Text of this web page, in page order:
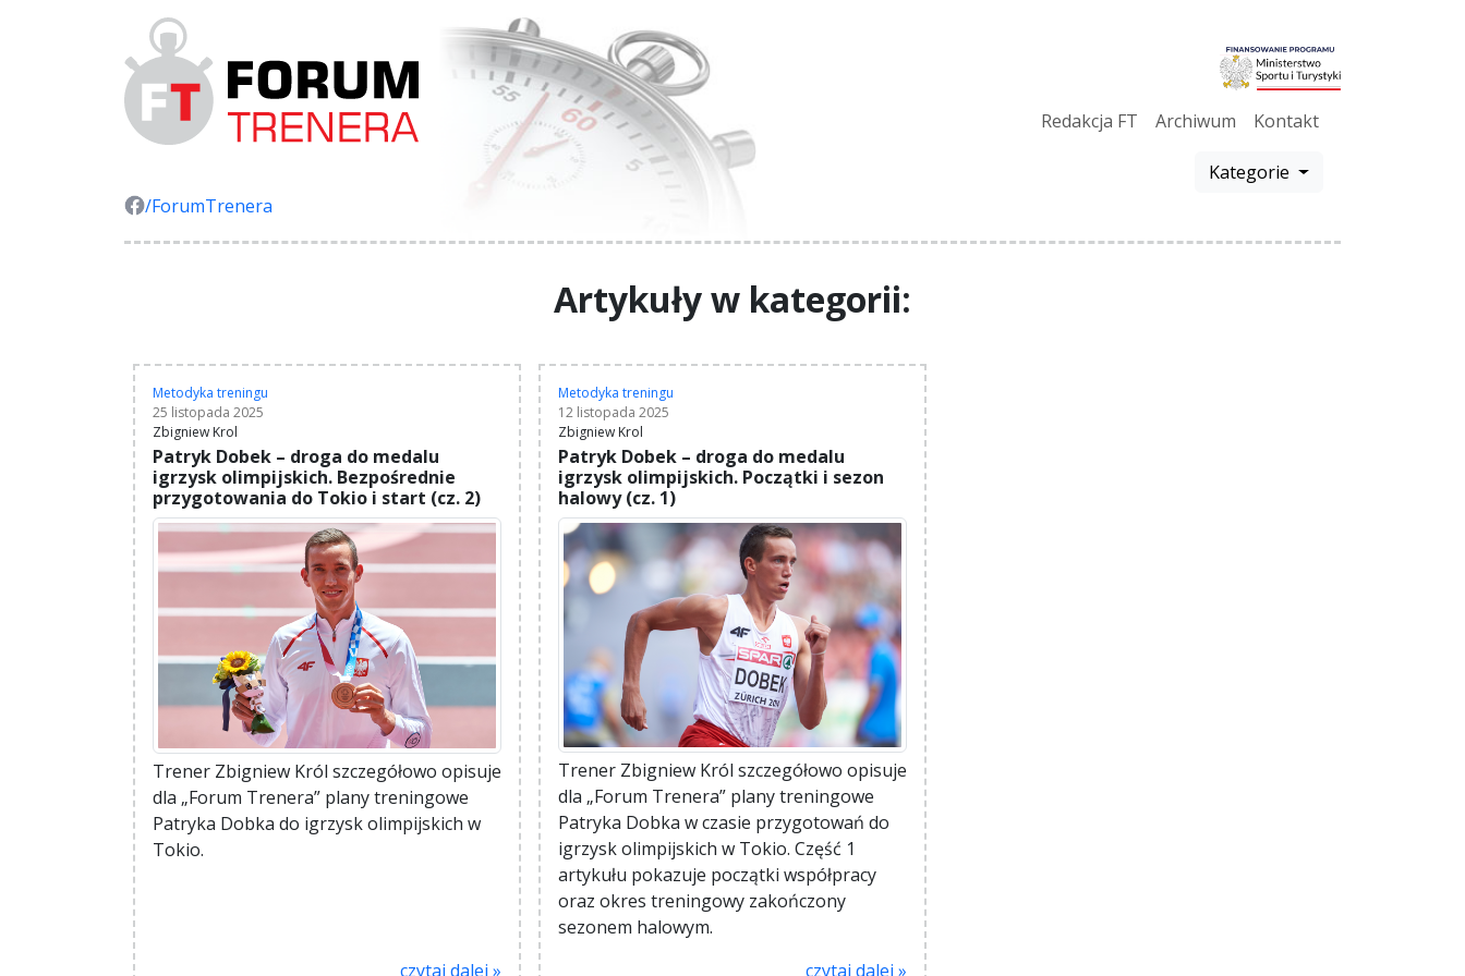
/ForumTrenera
Redakcja FT Archiwum Kontakt
Kategorie
Artykuły w kategorii:
Metodyka treningu
25 listopada 2025
Zbigniew Krol
Patryk Dobek – droga do medalu
igrzysk olimpijskich. Bezpośrednie
przygotowania do Tokio i start (cz. 2)
Trener Zbigniew Król szczegółowo opisuje
dla „Forum Trenera” plany treningowe
Patryka Dobka do igrzysk olimpijskich w
Tokio.
czytaj dalej »
Metodyka treningu
12 listopada 2025
Zbigniew Krol
Patryk Dobek – droga do medalu
igrzysk olimpijskich. Początki i sezon
halowy (cz. 1)
Trener Zbigniew Król szczegółowo opisuje
dla „Forum Trenera” plany treningowe
Patryka Dobka w czasie przygotowań do
igrzysk olimpijskich w Tokio. Część 1
artykułu pokazuje początki współpracy
oraz okres treningowy zakończony
sezonem halowym.
czytaj dalej »